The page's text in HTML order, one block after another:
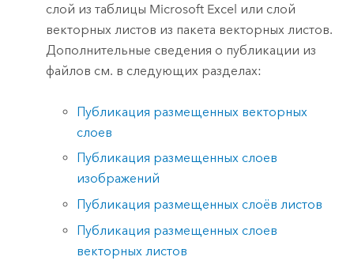
слой из таблицы Microsoft Excel или слой
векторных листов из пакета векторных листов.
Дополнительные сведения о публикации из
файлов см. в следующих разделах:
Публикация размещенных векторных
слоев
Публикация размещенных слоев
изображений
Публикация размещенных слоёв листов
Публикация размещенных слоев
векторных листов